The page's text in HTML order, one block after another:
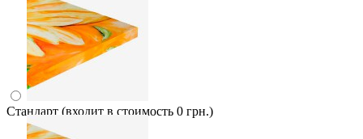
Стандарт (входит в стоимость 0 грн.)